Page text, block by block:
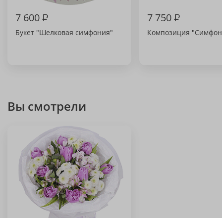
7 600₽
Букет "Шелковая симфония"
7 750₽
Композиция
Вы смотрели